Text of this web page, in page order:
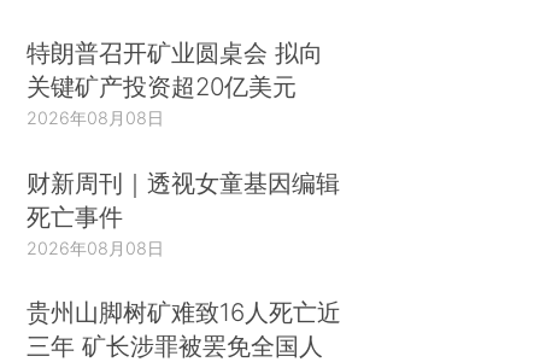
特朗普召开矿业圆桌会 拟向
关键矿产投资超20亿美元
2026年08月08日
财新周刊｜透视女童基因编辑
死亡事件
2026年08月08日
贵州山脚树矿难致16人死亡近
三年 矿长涉罪被罢免全国人